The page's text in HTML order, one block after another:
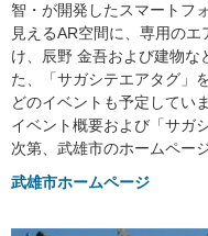
智・が開発したスマートフ
見えるAR空間に、専用の
け、辰野 金吾および建物な
た、「サガシテエアタグ」
どのイベントも予定していま
イベント概要および「サガ
次第、武雄市のホームペー
武雄市ホームページ